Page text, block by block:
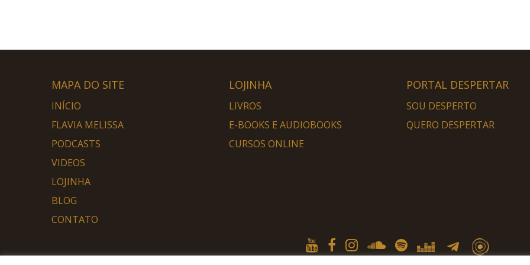
MAPA DO SITE
INÍCIO
FLAVIA MELISSA
PODCASTS
VIDEOS
LOJINHA
BLOG
CONTATO
LOJINHA
LIVROS
E-BOOKS E AUDIOBOOKS
CURSOS ONLINE
PORTAL DESPERTAR
SOU DESPERTO
QUERO DESPERTAR